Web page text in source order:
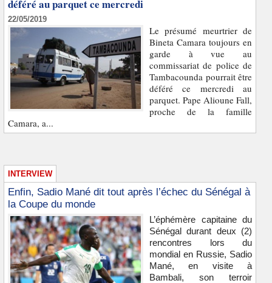
déféré au parquet ce mercredi
22/05/2019
Le présumé meurtrier de
Bineta Camara toujours en
garde à vue au
commissariat de police de
Tambacounda pourrait être
déféré ce mercredi au
parquet. Pape Alioune Fall,
proche de la famille
Camara, a...
INTERVIEW
Enfin, Sadio Mané dit tout après l’échec du Sénégal à
la Coupe du monde
L’éphémère capitaine du
Sénégal durant deux (2)
rencontres lors du
mondial en Russie, Sadio
Mané, en visite à
Bambali, son terroir